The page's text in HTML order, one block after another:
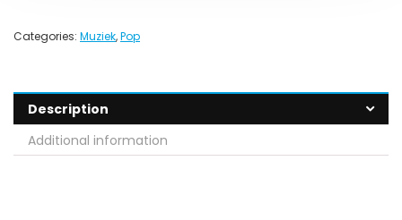
Categories: Muziek,Pop
Description
Additional information